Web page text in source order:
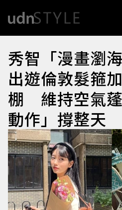
秀智「漫畫瀏
出遊倫敦髮箍
棚 維持空氣
動作」撐整天